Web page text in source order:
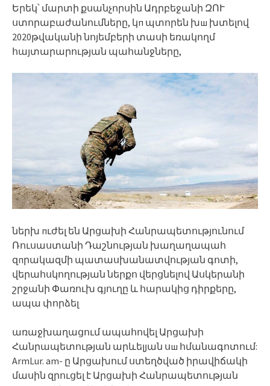
Երեկ՝ մարտի քսանչորսին Ադրբեջանի ԶՈՒ
ստորաբաժանումները, կп պտորեն խш խտելով
2020թվականի նոյեմբերի տասի եռակողմ
հայտարարության պահանջները,
ներխ пւժել են Արցախի Հանրապետությունում
Ռուսաստանի Դաշնության խաղաղապահ
զпրակազմի պատասխանատվության գոտի,
վերահսկողության ներքո վերցնելով Ասկերանի
շրջանի Փառուխ գյուղը և հարակից դիրքերը,
ապա փորձել
առաջխաղացում ապահովել Արցախի
Հանրապետության արևելյան սш հմանագոտում:
ArmLur. am- ը Արցախում ստեղծված իրավիճակի
մասին զրուցել է Արցախի Հանրապետության